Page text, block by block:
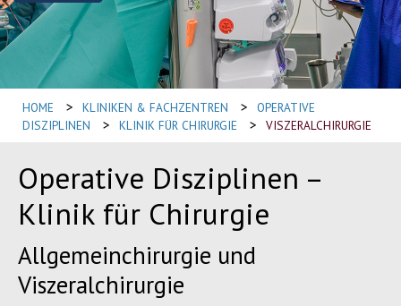
HOME > KLINIKEN & FACHZENTREN >
OPERATIVE
DISZIPLINEN
> KLINIK FÜR CHIRURGIE > VISZERALCHIRURGIE
Operative Disziplinen –
Klinik für Chirurgie
Allgemeinchirurgie und
Viszeralchirurgie